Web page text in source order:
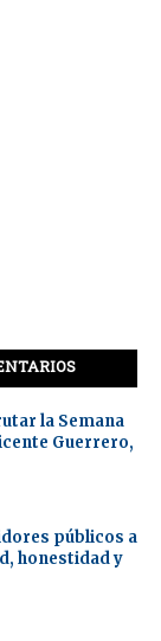
la Semana
Guerrero,
públicos a
honestidad y